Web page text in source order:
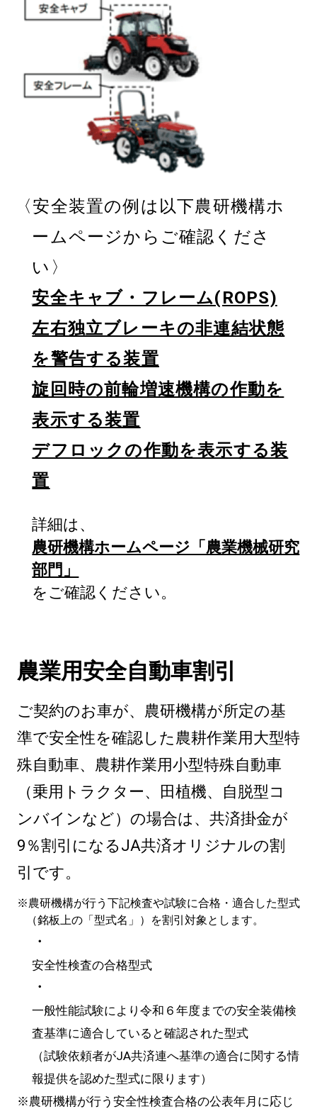
〈安全装置の例は以下農研機構ホ
ームページからご確認くださ
い〉
安全キャブ・フレーム(ROPS)
左右独立ブレーキの非連結状態
を警告する装置
旋回時の前輪増速機構の作動を
表示する装置
デフロックの作動を表示する装
置
詳細は、
農研機構ホームページ「農業機械研究
部門」
をご確認ください。
農業用安全自動車割引
ご契約のお車が、農研機構が所定の基
準で安全性を確認した農耕作業用大型特
殊自動車、農耕作業用小型特殊自動車
（乗用トラクター、田植機、自脱型コ
ンバインなど）の場合は、共済掛金が
9％割引になるJA共済オリジナルの割
引です。
※農研機構が行う下記検査や試験に合格・適合した型式
（銘板上の「型式名」）を割引対象とします。
・
安全性検査の合格型式
・
一般性能試験により令和６年度までの安全装備検
査基準に適合していると確認された型式
（試験依頼者がJA共済連へ基準の適合に関する情
報提供を認めた型式に限ります）
※農研機構が行う安全性検査合格の公表年月に応じ